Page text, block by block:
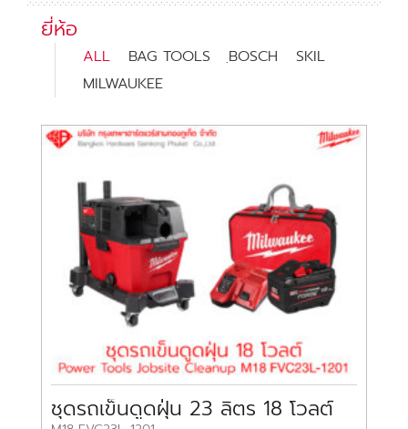
ยี่ห้อ
ALL BAG TOOLS ฺBOSCH
SKIL
MILWAUKEE
ชุดรถเข็นดูดฝุ่น 23 ลิตร 18 โวลต์